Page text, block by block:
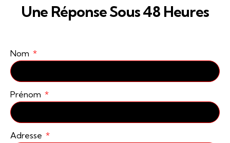
Une Réponse Sous 48 Heures
Nom
Prénom
Adresse